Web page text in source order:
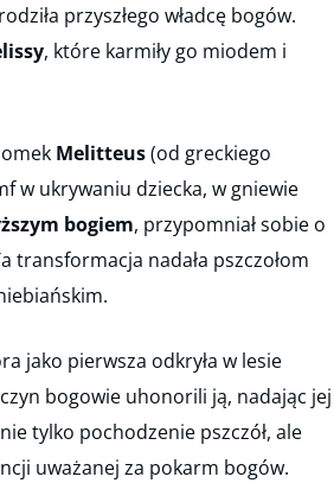
przyszłego władcę bogów.
, które karmiły go miodem i
Melitteus(od greckiego
w ukrywaniu dziecka, w gniewie
bogiem, przypomniał sobie o
transformacja nadała pszczołom
jako pierwsza odkryła w lesie
bogowie uhonorili ją, nadając jej
tylko pochodzenie pszczół, ale
uważanej za pokarm bogów.